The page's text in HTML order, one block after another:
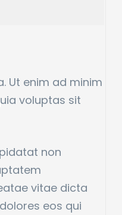
Ut enim ad minim
voluptas sit
non
vitae dicta
eos qui